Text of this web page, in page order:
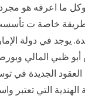
ما اعرفه هو
يوجد في دولة
العقود الجديدة